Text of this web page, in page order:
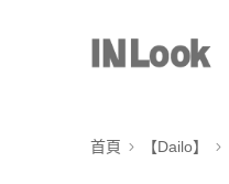
首頁 【Dailo】